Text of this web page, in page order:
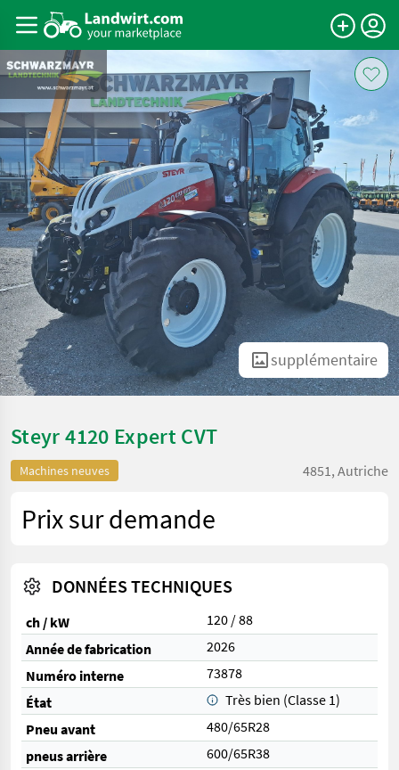
supplémentaire
Steyr 4120 Expert CVT
Machines neuves 4851, Autriche
Prix sur demande
DONNÉES TECHNIQUES
ch / kW
120 / 88
Année de fabrication
2026
Numéro interne
73878
État
Très bien (Classe 1)
Pneu avant
480/65R28
pneus arrière
600/65R38